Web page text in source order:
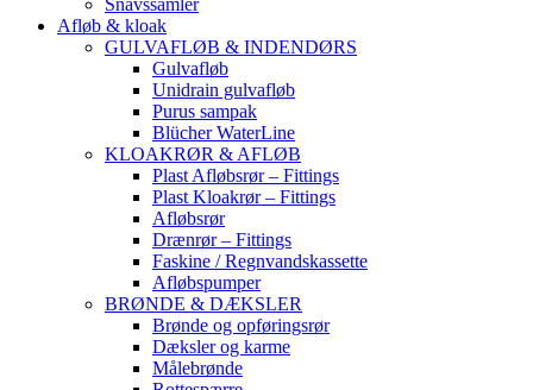
Snavssamler
Afløb & kloak
GULVAFLØB & INDENDØRS
Gulvafløb
Unidrain gulvafløb
Purus sampak
Blücher WaterLine
KLOAKRØR & AFLØB
Plast Afløbsrør – Fittings
Plast Kloakrør – Fittings
Afløbsrør
Drænrør – Fittings
Faskine / Regnvandskassette
Afløbspumper
BRØNDE & DÆKSLER
Brønde og opføringsrør
Dæksler og karme
Målebrønde